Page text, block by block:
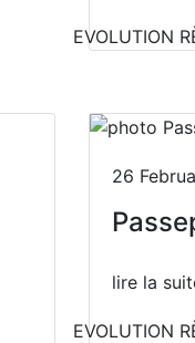
EVOLUTION
26
lire la
EVOLUTION